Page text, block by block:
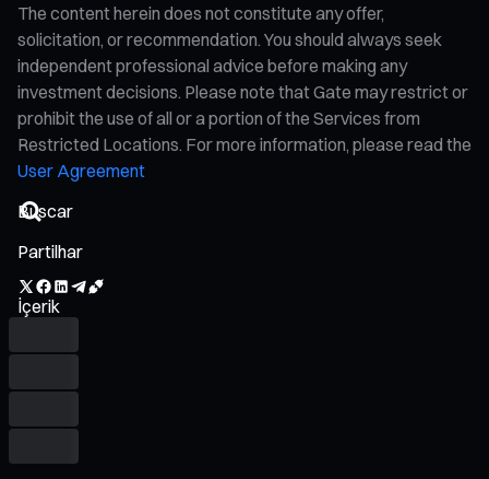
The content herein does not constitute any offer,
solicitation, or recommendation. You should always seek
independent professional advice before making any
investment decisions. Please note that Gate may restrict or
prohibit the use of all or a portion of the Services from
Restricted Locations. For more information, please read the
User Agreement
Partilhar
İçerik